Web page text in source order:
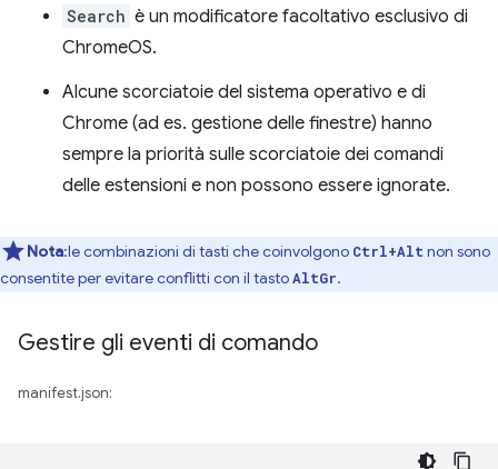
Search è un modificatore facoltativo esclusivo di
ChromeOS.
Alcune scorciatoie del sistema operativo e di
Chrome (ad es. gestione delle finestre) hanno
sempre la priorità sulle scorciatoie dei comandi
delle estensioni e non possono essere ignorate.
Nota:le combinazioni di tasti che coinvolgono Ctrl+Alt non sono
consentite per evitare conflitti con il tastoAltGr.
Gestire gli eventi di comando
manifest.json: